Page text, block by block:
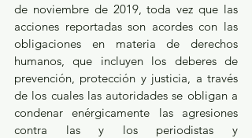
de noviembre de 2019, toda vez que las
acciones reportadas son acordes con las
obligaciones en materia de derechos
humanos, que incluyen los deberes de
prevención, protección y justicia, a través
de los cuales las autoridades se obligan a
condenar enérgicamente las agresiones
contra las y los periodistas y